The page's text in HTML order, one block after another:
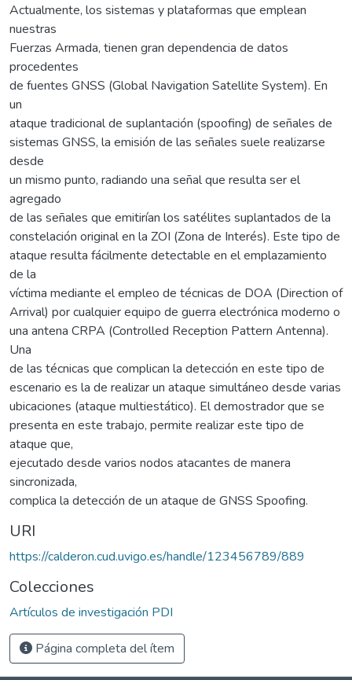
Actualmente, los sistemas y plataformas que emplean
nuestras
Fuerzas Armada, tienen gran dependencia de datos
procedentes
de fuentes GNSS (Global Navigation Satellite System). En
un
ataque tradicional de suplantación (spoofing) de señales de
sistemas GNSS, la emisión de las señales suele realizarse
desde
un mismo punto, radiando una señal que resulta ser el
agregado
de las señales que emitirían los satélites suplantados de la
constelación original en la ZOI (Zona de Interés). Este tipo de
ataque resulta fácilmente detectable en el emplazamiento
de la
víctima mediante el empleo de técnicas de DOA (Direction of
Arrival) por cualquier equipo de guerra electrónica moderno o
una antena CRPA (Controlled Reception Pattern Antenna).
Una
de las técnicas que complican la detección en este tipo de
escenario es la de realizar un ataque simultáneo desde varias
ubicaciones (ataque multiestático). El demostrador que se
presenta en este trabajo, permite realizar este tipo de
ataque que,
ejecutado desde varios nodos atacantes de manera
sincronizada,
complica la detección de un ataque de GNSS Spoofing.
URI
https://calderon.cud.uvigo.es/handle/123456789/889
Colecciones
Artículos de investigación PDI
Página completa del ítem